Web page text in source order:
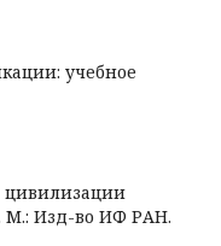
учебное
цивилизации
М.: Изд-во ИФ РАН.